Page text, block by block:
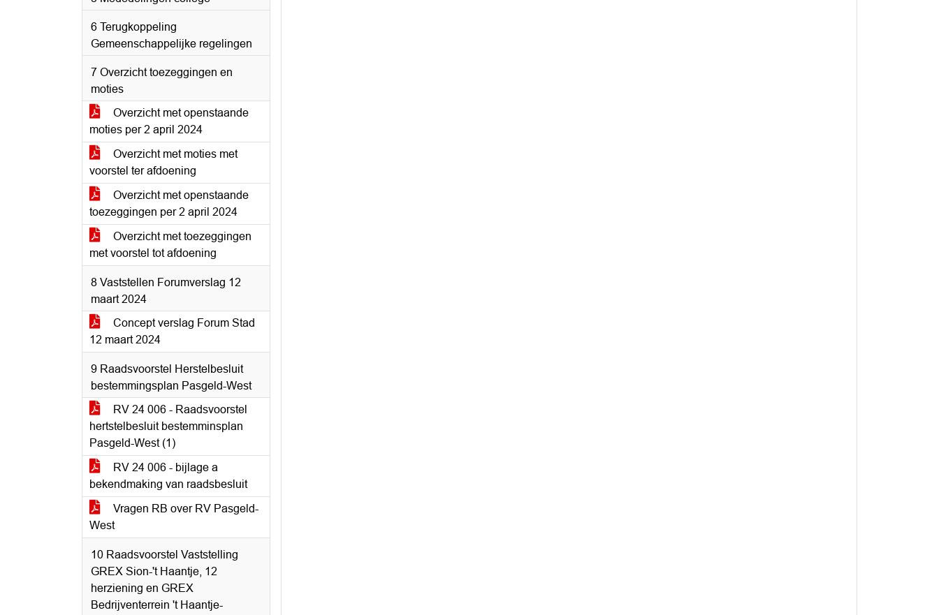
6 Terugkoppeling
Gemeenschappelijke regelingen
7 Overzicht toezeggingen en
moties
Overzicht met openstaande
moties per 2 april 2024
Overzicht met moties met
voorstel ter afdoening
Overzicht met openstaande
toezeggingen per 2 april 2024
Overzicht met toezeggingen
met voorstel tot afdoening
8 Vaststellen Forumverslag 12
maart 2024
Concept verslag Forum Stad
12 maart 2024
9 Raadsvoorstel Herstelbesluit
bestemmingsplan Pasgeld-West
RV 24 006 - Raadsvoorstel
hertstelbesluit bestemminsplan
Pasgeld-West (1)
RV 24 006 - bijlage a
bekendmaking van raadsbesluit
Vragen RB over RV Pasgeld-
West
10 Raadsvoorstel Vaststelling
GREX Sion-'t Haantje, 12
herziening en GREX
Bedrijventerrein 't Haantje-